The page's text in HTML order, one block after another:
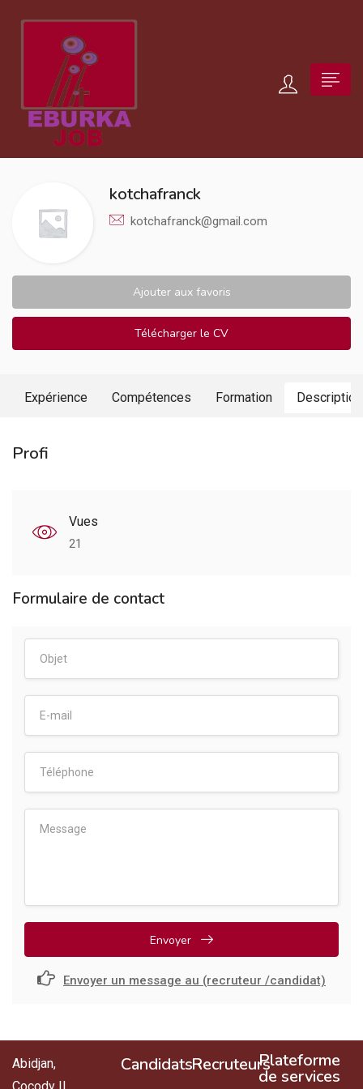
kotchafranck
kotchafranck@gmail.com
Ajouter aux favoris
Télécharger le CV
Expérience Compétences Formation Description
Profi
Vues
21
Formulaire de contact
Envoyer
Envoyer un message au (recruteur /candidat)
Abidjan,
CandidatsRecruteursPlateforme
de services